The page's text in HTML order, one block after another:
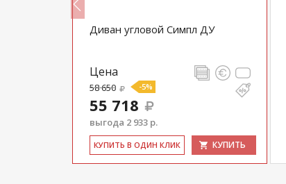
Диван угловой Симпл ДУ
Цена
58 650 -5%
55 718
выгода 2 933 р.
КУ­ПИТЬ В ОДИН КЛИК КУПИТЬ